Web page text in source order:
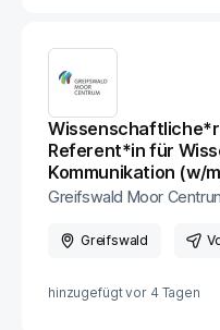
Referent*in für
Kommunikation (w/
Greifswald Moor
Greifswald
hinzugefügt vor 4 Tagen